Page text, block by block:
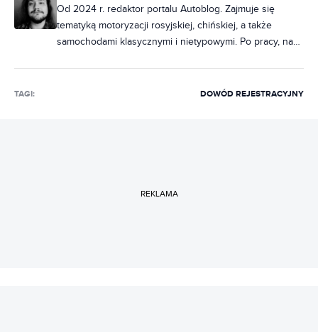
Od 2024 r. redaktor portalu Autoblog. Zajmuje się
tematyką motoryzacji rosyjskiej, chińskiej, a także
samochodami klasycznymi i nietypowymi. Po pracy, na
Miłośnik włoskiej motoryzacji, hawajskich koszul i
TAGI: DOWÓD REJESTRACYJNY
REKLAMA